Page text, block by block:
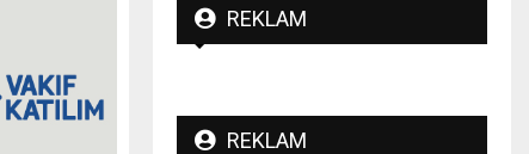
REKLAM
REKLAM